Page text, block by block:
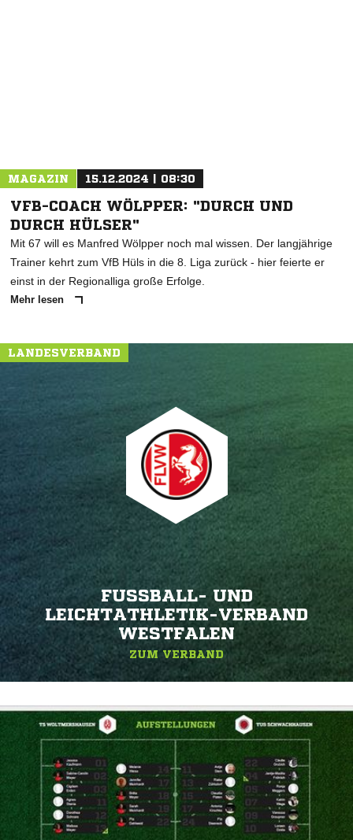
MAGAZIN 15.12.2024 | 08:30
VFB-COACH WÖLPPER: "DURCH UND
DURCH HÜLSER"
Mit 67 will es Manfred Wölpper noch mal wissen. Der langjährige
Trainer kehrt zum VfB Hüls in die 8. Liga zurück - hier feierte er
einst in der Regionalliga große Erfolge.
Mehr lesen
LANDESVERBAND
FUSSBALL- UND L
EICHTATHLETIK-VERBAND W
ESTFALEN
ZUM VERBAND